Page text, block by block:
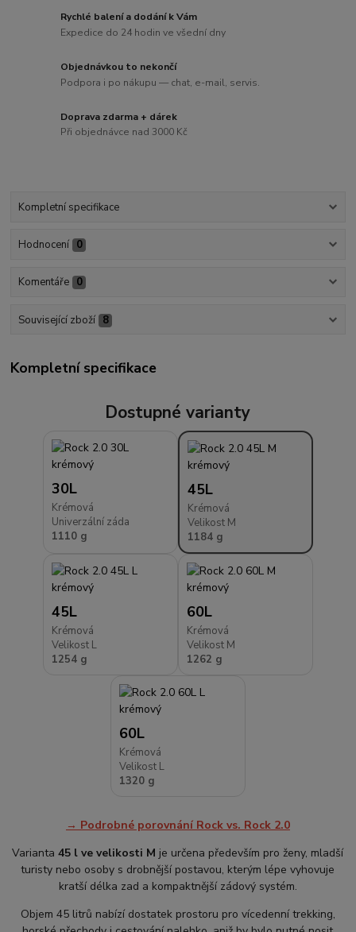
Rychlé balení a dodání k Vám
Expedice do 24 hodin ve všední dny
Objednávkou to nekončí
Podpora i po nákupu — chat, e-mail, servis.
Doprava zdarma + dárek
Při objednávce nad 3000 Kč
Kompletní specifikace
Hodnocení 0
Komentáře 0
Související zboží 8
Kompletní specifikace
Dostupné varianty
30L
Krémová
Univerzální záda
1110 g
45L
Krémová
Velikost M
1184 g
45L
Krémová
Velikost L
1254 g
60L
Krémová
Velikost M
1262 g
60L
Krémová
Velikost L
1320 g
→ Podrobné porovnání Rock vs. Rock 2.0
Varianta45 l ve velikosti M je určena především pro ženy, mladší
turisty nebo osoby s drobnější postavou, kterým lépe vyhovuje
kratší délka zad a kompaktnější zádový systém.
Objem 45 litrů nabízí dostatek prostoru pro vícedenní trekking,